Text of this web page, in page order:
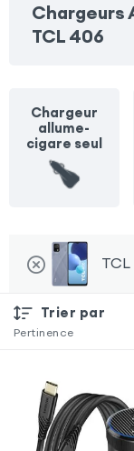
Chargeurs
TCL 406
Chargeur
allume-
cigare seul
TCL
Trier par
Pertinence